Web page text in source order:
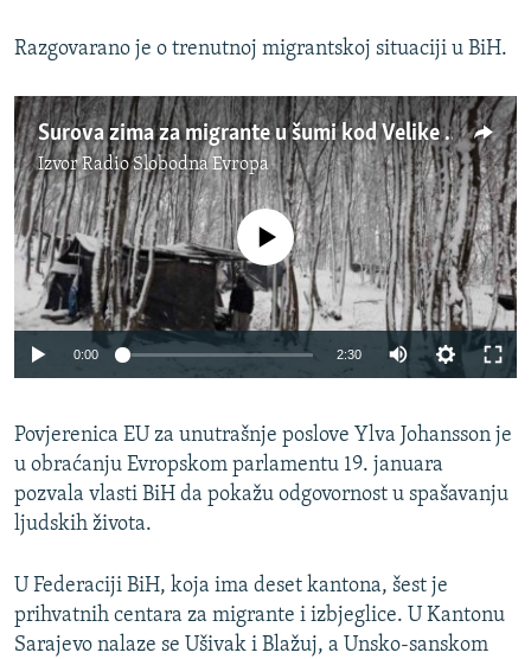
Razgovarano je o trenutnoj migrantskoj situaciji u BiH.
Surova zima za migrante u šumi kod Velike Kladuše
IzvorRadio Slobodna Evropa
Auto 240p 360p 480p
No media source currently available
0:00 2:30 Auto
360p
480p
Povjerenica EU za unutrašnje poslove Ylva Johansson je
u obraćanju Evropskom parlamentu 19. januara
pozvala vlasti BiH da pokažu odgovornost u spašavanju
ljudskih života.
U Federaciji BiH, koja ima deset kantona, šest je
prihvatnih centara za migrante i izbjeglice. U Kantonu
Sarajevo nalaze se Ušivak i Blažuj, a Unsko-sanskom